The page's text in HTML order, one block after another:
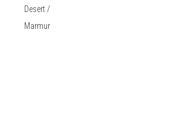
Desert /
Marmur